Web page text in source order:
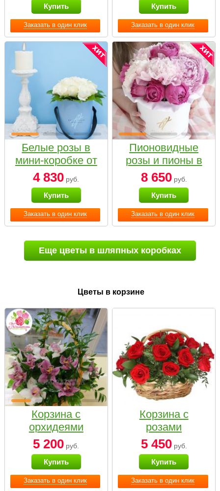
Заказать в один клик
Купить
Заказать в один клик
Купить
Заказать в один клик
Белые розы в
мини-коробке от
Bella Fiori
4 830 руб.
Купить
Заказать в один клик
Пионовидные
розы и пионы в
белой коробке
Small
8 650руб.
Купить
Еще цветы в шляпных коробках
Цветы в корзине
Заказать в один клик
Корзина с
орхидеями
малая
5 200 руб.
Купить
Заказать в один клик
Корзина с
розами
«Красный
Париж»
5 450руб.
Купить